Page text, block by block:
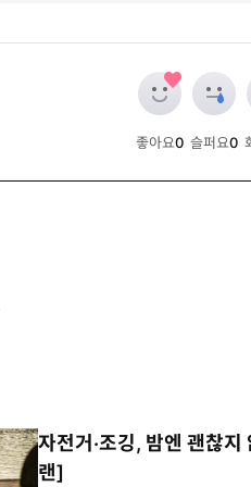
좋아요0 슬퍼요0
자전거·조깅, 밤엔 괜찮
랜]